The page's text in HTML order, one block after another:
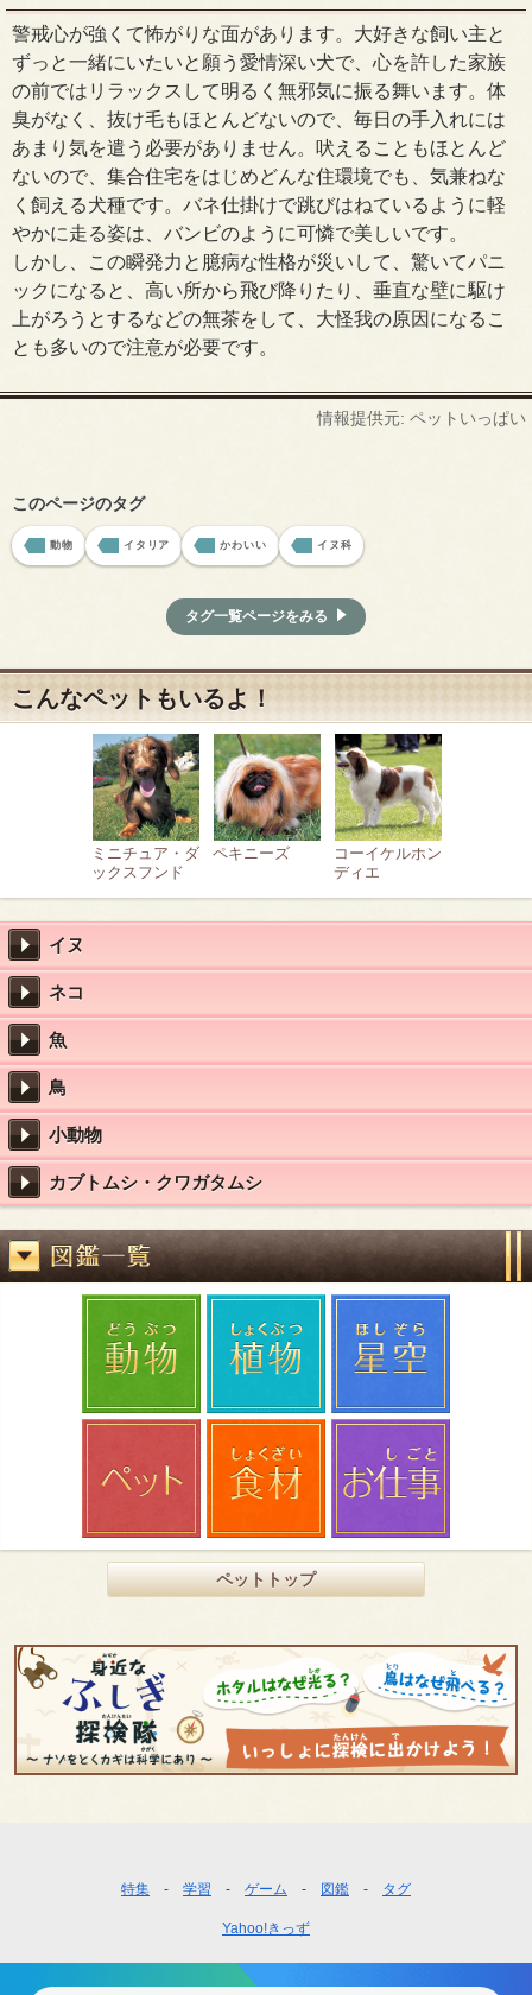
警戒心が強くて怖がりな面があります。大好きな飼い主と
ずっと一緒にいたいと願う愛情深い犬で、心を許した家族
の前ではリラックスして明るく無邪気に振る舞います。体
臭がなく、抜け毛もほとんどないので、毎日の手入れには
あまり気を遣う必要がありません。吠えることもほとんど
ないので、集合住宅をはじめどんな住環境でも、気兼ねな
く飼える犬種です。バネ仕掛けで跳びはねているように軽
やかに走る姿は、バンビのように可憐で美しいです。
しかし、この瞬発力と臆病な性格が災いして、驚いてパニ
ックになると、高い所から飛び降りたり、垂直な壁に駆け
上がろうとするなどの無茶をして、大怪我の原因になるこ
とも多いので注意が必要です。
情報提供元: ペットいっぱい
このページのタグ
動物 イタリア かわいい イヌ科
タグ一覧ページをみる
こんなペットもいるよ！
ミニチュア・ダ
ックスフンド
ペキニーズ
コーイケルホン
ディエ
イヌ
ネコ
魚
鳥
小動物
カブトムシ・クワガタムシ
ペットトップ
ー
ナ
特集 学習 ゲーム 図鑑 タグ
Yahoo!きっず